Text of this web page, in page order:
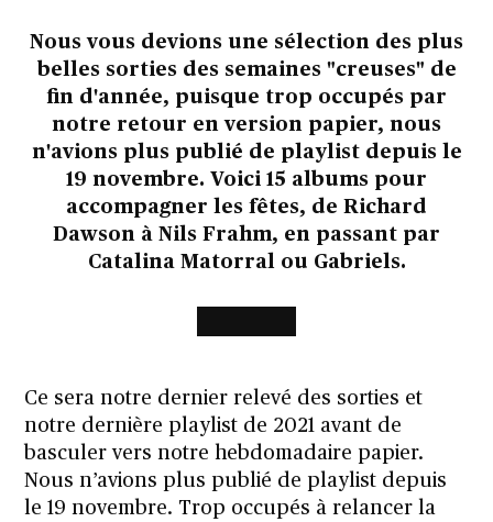
Nous vous devions une sélection des plus
belles sorties des semaines "creuses" de
fin d'année, puisque trop occupés par
notre retour en version papier, nous
n'avions plus publié de playlist depuis le
19 novembre. Voici 15 albums pour
accompagner les fêtes, de Richard
Dawson à Nils Frahm, en passant par
Catalina Matorral ou Gabriels.
Ce sera notre dernier relevé des sorties et
notre dernière playlist de 2021 avant de
basculer vers notre hebdomadaire papier.
Nous n’avions plus publié de playlist depuis
le 19 novembre. Trop occupés à relancer la